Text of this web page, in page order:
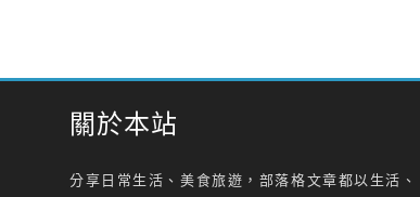
關於本站
分享日常生活、美食旅遊，部落格文章都以生活、